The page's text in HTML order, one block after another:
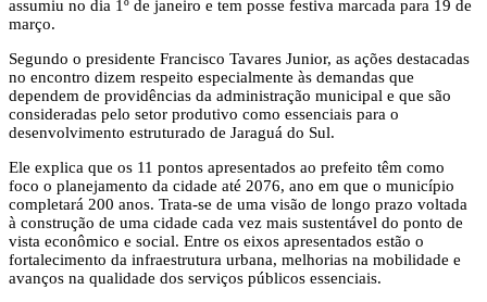
assumiu no dia 1º de janeiro e tem posse festiva marcada para 19 de
março.
Segundo o presidente Francisco Tavares Junior, as ações destacadas
no encontro dizem respeito especialmente às demandas que
dependem de providências da administração municipal e que são
consideradas pelo setor produtivo como essenciais para o
desenvolvimento estruturado de Jaraguá do Sul.
Ele explica que os 11 pontos apresentados ao prefeito têm como
foco o planejamento da cidade até 2076, ano em que o município
completará 200 anos. Trata-se de uma visão de longo prazo voltada
à construção de uma cidade cada vez mais sustentável do ponto de
vista econômico e social. Entre os eixos apresentados estão o
fortalecimento da infraestrutura urbana, melhorias na mobilidade e
avanços na qualidade dos serviços públicos essenciais.